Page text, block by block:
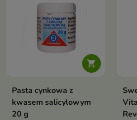

Pasta cynkowa z
kwasem salicylowym
20 g